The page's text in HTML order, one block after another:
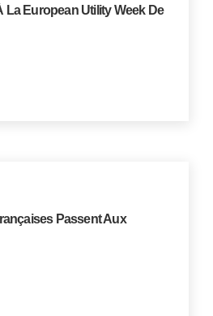
La European Utility Week De
Passent Aux